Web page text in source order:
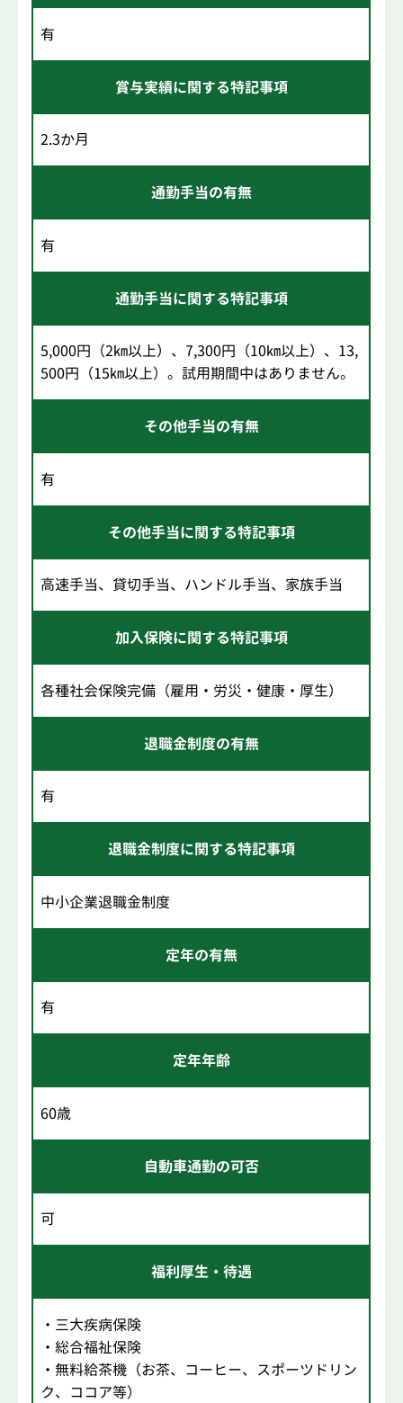
有
賞与実績に関する特記事項
2.3か月
通勤手当の有無
有
通勤手当に関する特記事項
5,000円（2㎞以上）、7,300円（10㎞以上）、13,
500円（15㎞以上）。試用期間中はありません。
その他手当の有無
有
その他手当に関する特記事項
高速手当、貸切手当、ハンドル手当、家族手当
加入保険に関する特記事項
各種社会保険完備（雇用・労災・健康・厚生）
退職金制度の有無
有
退職金制度に関する特記事項
中小企業退職金制度
定年の有無
有
定年年齢
60歳
自動車通勤の可否
可
福利厚生・待遇
・三大疾病保険
・総合福祉保険
・無料給茶機（お茶、コーヒー、スポーツドリン
ク、ココア等）